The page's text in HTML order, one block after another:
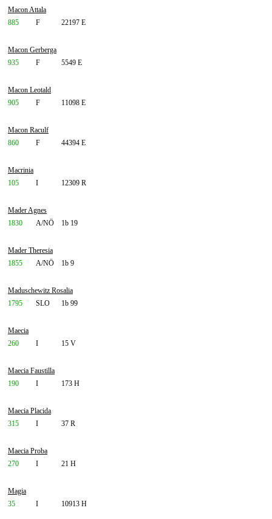
Macon Attala
885
F 22197 E
Macon Gerberga
935
F 5549 E
Macon Leotald
905
F 11098 E
Macon Raculf
860
F 44394 E
Macrinia
105
I 12309 R
Mader Agnes
1830
A/NÖ 1b 19
Mader Theresia
1855
A/NÖ 1b 9
Maduschewitz Rosalia
1795
SLO 1b 99
Maecia
260
I 15 V
Maecia Faustilla
190
I 173 H
Maecia Placida
315
I 37 R
Maecia Proba
270
I 21 H
Magia
35
I 10913 H